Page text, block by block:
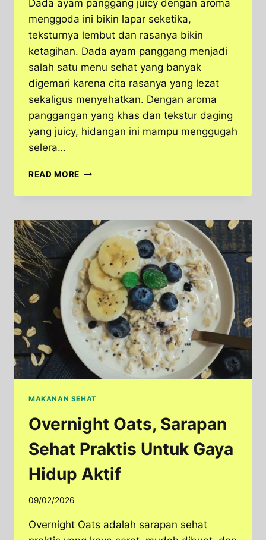
Dada ayam panggang juicy dengan aroma
menggoda ini bikin lapar seketika,
teksturnya lembut dan rasanya bikin
ketagihan. Dada ayam panggang menjadi
salah satu menu sehat yang banyak
digemari karena cita rasanya yang lezat
sekaligus menyehatkan. Dengan aroma
panggangan yang khas dan tekstur daging
yang juicy, hidangan ini mampu menggugah
selera…
READ MORE WANGI
BIKIN
DADA
AYAM
JUICY
INI
BIKIN
AIR
LIUR
NETES
MAKANAN SEHAT
Overnight Oats, Sarapan
Sehat Praktis Untuk Gaya
Hidup Aktif
09/02/2026
Overnight Oats adalah sarapan sehat